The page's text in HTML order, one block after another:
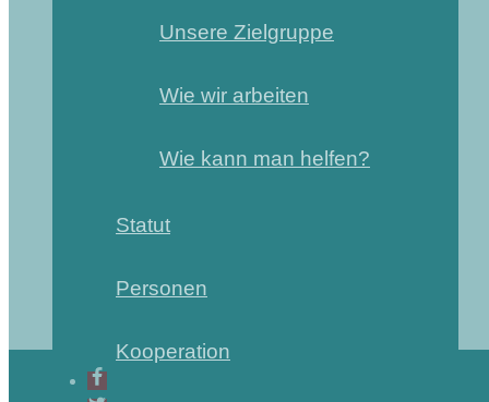
Unsere Zielgruppe
Wie wir arbeiten
Wie kann man helfen?
Statut
Personen
Kooperation